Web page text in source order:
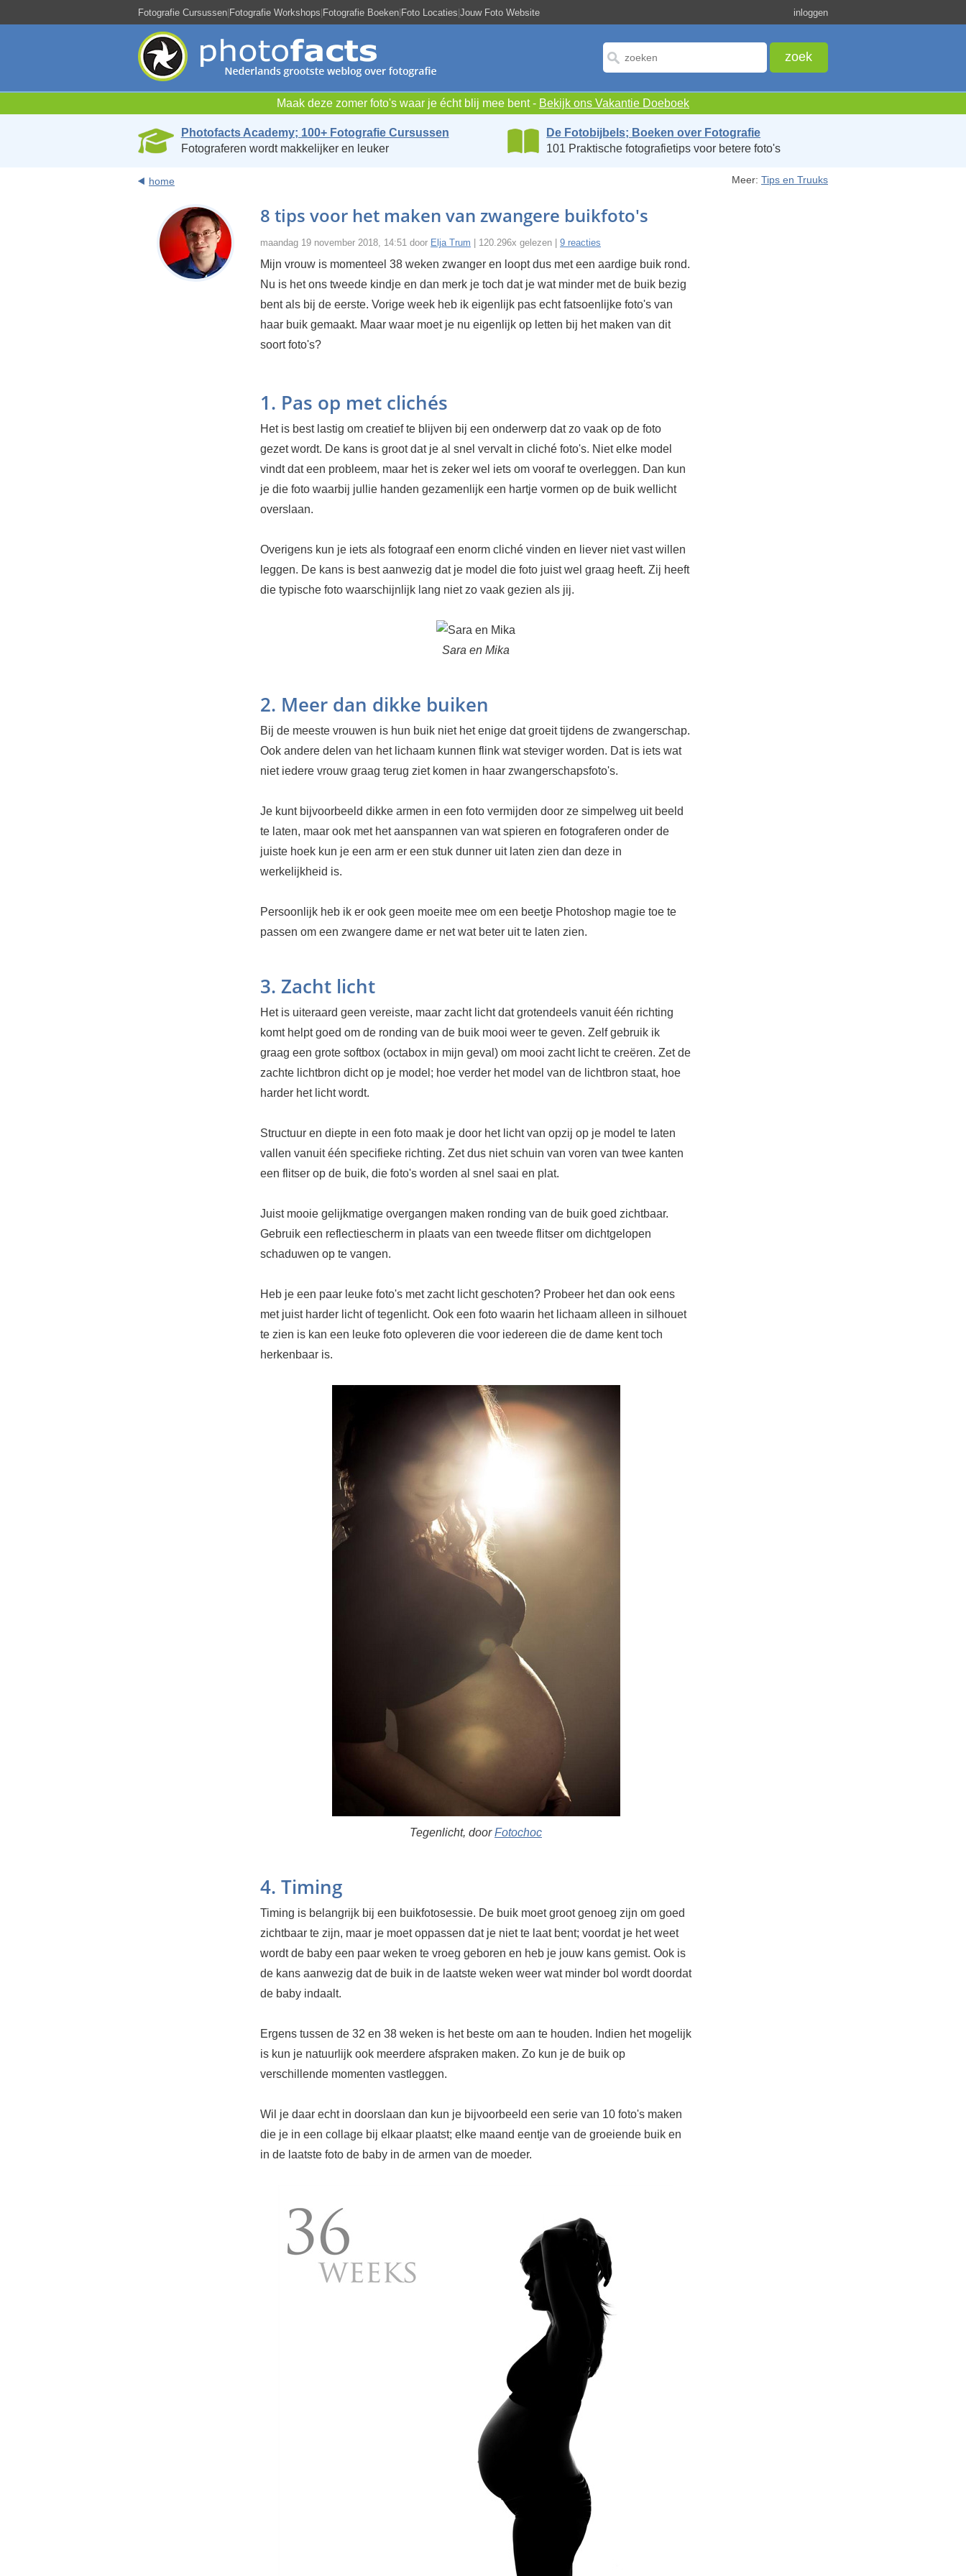
Fotografie Cursussen|Fotografie Workshops|Fotografie Boeken|Foto Locaties|Jouw Foto Website inloggen
Maak deze zomer foto's waar je écht blij mee bent - Bekijk ons Vakantie Doeboek
Photofacts Academy; 100+ Fotografie Cursussen
Fotograferen wordt makkelijker en leuker
De Fotobijbels; Boeken over Fotografie
101 Praktische fotografietips voor betere foto's
home Meer: Tips en Truuks
8 tips voor het maken van zwangere buikfoto's
maandag 19 november 2018, 14:51 door Elja Trum | 120.296x gelezen | 9 reacties
Mijn vrouw is momenteel 38 weken zwanger en loopt dus met een aardige buik rond.
Nu is het ons tweede kindje en dan merk je toch dat je wat minder met de buik bezig
bent als bij de eerste. Vorige week heb ik eigenlijk pas echt fatsoenlijke foto's van
haar buik gemaakt. Maar waar moet je nu eigenlijk op letten bij het maken van dit
soort foto's?
1. Pas op met clichés
Het is best lastig om creatief te blijven bij een onderwerp dat zo vaak op de foto
gezet wordt. De kans is groot dat je al snel vervalt in cliché foto's. Niet elke model
vindt dat een probleem, maar het is zeker wel iets om vooraf te overleggen. Dan kun
je die foto waarbij jullie handen gezamenlijk een hartje vormen op de buik wellicht
overslaan.
Overigens kun je iets als fotograaf een enorm cliché vinden en liever niet vast willen
leggen. De kans is best aanwezig dat je model die foto juist wel graag heeft. Zij heeft
die typische foto waarschijnlijk lang niet zo vaak gezien als jij.
Sara en Mika
2. Meer dan dikke buiken
Bij de meeste vrouwen is hun buik niet het enige dat groeit tijdens de zwangerschap.
Ook andere delen van het lichaam kunnen flink wat steviger worden. Dat is iets wat
niet iedere vrouw graag terug ziet komen in haar zwangerschapsfoto's.
Je kunt bijvoorbeeld dikke armen in een foto vermijden door ze simpelweg uit beeld
te laten, maar ook met het aanspannen van wat spieren en fotograferen onder de
juiste hoek kun je een arm er een stuk dunner uit laten zien dan deze in
werkelijkheid is.
Persoonlijk heb ik er ook geen moeite mee om een beetje Photoshop magie toe te
passen om een zwangere dame er net wat beter uit te laten zien.
3. Zacht licht
Het is uiteraard geen vereiste, maar zacht licht dat grotendeels vanuit één richting
komt helpt goed om de ronding van de buik mooi weer te geven. Zelf gebruik ik
graag een grote softbox (octabox in mijn geval) om mooi zacht licht te creëren. Zet de
zachte lichtbron dicht op je model; hoe verder het model van de lichtbron staat, hoe
harder het licht wordt.
Structuur en diepte in een foto maak je door het licht van opzij op je model te laten
vallen vanuit één specifieke richting. Zet dus niet schuin van voren van twee kanten
een flitser op de buik, die foto's worden al snel saai en plat.
Juist mooie gelijkmatige overgangen maken ronding van de buik goed zichtbaar.
Gebruik een reflectiescherm in plaats van een tweede flitser om dichtgelopen
schaduwen op te vangen.
Heb je een paar leuke foto's met zacht licht geschoten? Probeer het dan ook eens
met juist harder licht of tegenlicht. Ook een foto waarin het lichaam alleen in silhouet
te zien is kan een leuke foto opleveren die voor iedereen die de dame kent toch
herkenbaar is.
Tegenlicht, doorFotochoc
4. Timing
Timing is belangrijk bij een buikfotosessie. De buik moet groot genoeg zijn om goed
zichtbaar te zijn, maar je moet oppassen dat je niet te laat bent; voordat je het weet
wordt de baby een paar weken te vroeg geboren en heb je jouw kans gemist. Ook is
de kans aanwezig dat de buik in de laatste weken weer wat minder bol wordt doordat
de baby indaalt.
Ergens tussen de 32 en 38 weken is het beste om aan te houden. Indien het mogelijk
is kun je natuurlijk ook meerdere afspraken maken. Zo kun je de buik op
verschillende momenten vastleggen.
Wil je daar echt in doorslaan dan kun je bijvoorbeeld een serie van 10 foto's maken
die je in een collage bij elkaar plaatst; elke maand eentje van de groeiende buik en
in de laatste foto de baby in de armen van de moeder.